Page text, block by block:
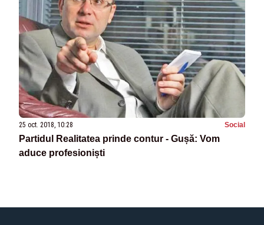
25 oct. 2018, 10:28 Social
Partidul Realitatea prinde contur - Gușă: Vom
aduce profesioniști